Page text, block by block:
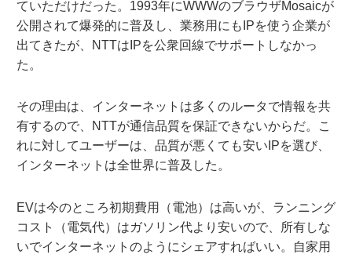
ていただけだった。1993年にWWWのブラウザMosaicが
公開されて爆発的に普及し、業務用にもIPを使う企業が
出てきたが、NTTはIPを公衆回線でサポートしなかっ
た。
その理由は、インターネットは多くのルータで情報を共
有するので、NTTが通信品質を保証できないからだ。こ
れに対してユーザーは、品質が悪くても安いIPを選び、
インターネットは全世界に普及した。
EVは今のところ初期費用（電池）は高いが、ランニング
コスト（電気代）はガソリン代より安いので、所有しな
いでインターネットのようにシェアすればいい。自家用